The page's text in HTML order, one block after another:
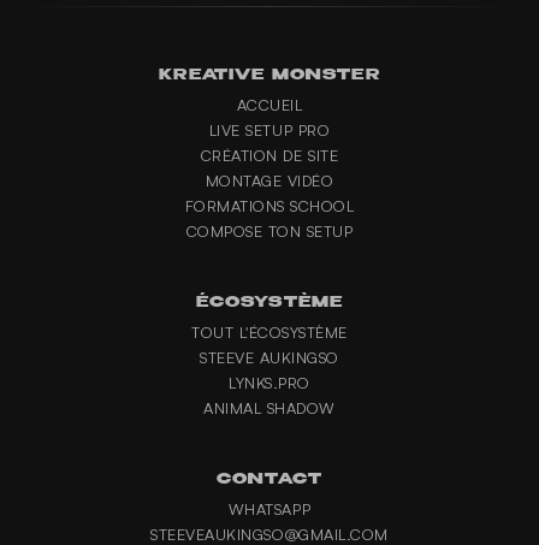
KREATIVE MONSTER
ACCUEIL
LIVE SETUP PRO
CRÉATION DE SITE
MONTAGE VIDÉO
FORMATIONS SCHOOL
COMPOSE TON SETUP
ÉCOSYSTÈME
TOUT L'ÉCOSYSTÈME
STEEVE AUKINGSO
LYNKS.PRO
ANIMAL SHADOW
CONTACT
WHATSAPP
STEEVEAUKINGSO@GMAIL.COM